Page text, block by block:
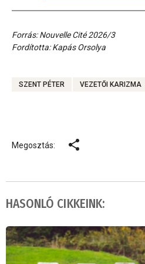
Forrás: Nouvelle Cité 2026/3
Fordította: Kapás Orsolya
SZENT PÉTER VEZETŐI KARIZMA
Megosztás:
HASONLÓ CIKKEINK: